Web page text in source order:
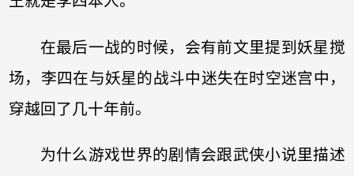
在最后一战的时候，会有前文里提到妖星搅
场，李四在与妖星的战斗中迷失在时空迷宫中，
穿越回了几十年前。
为什么游戏世界的剧情会跟武侠小说里描述